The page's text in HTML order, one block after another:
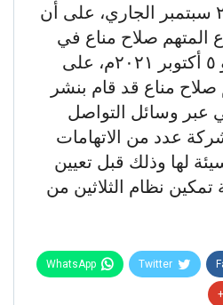
الشهود في جلسة ٢٦ سبتمبر الجاري، على أن
المتهم صلاح مناع في
جلستي ٢٨ سبتمبر و ٥ أكتوبر ٢٠٢١م، على
صلاح مناع قد قام بنشر
وسائل التواصل
عدد من الاتهامات
لها وذلك قبل تعيين
تمكين نظام الثلاثين من
Twitter
WhatsApp